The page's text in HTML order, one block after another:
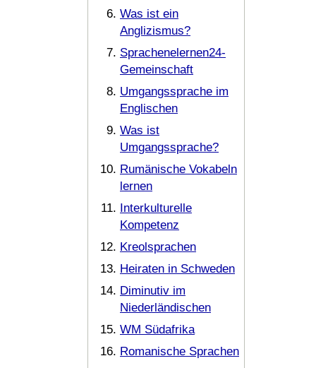
Was ist ein
Anglizismus?
Sprachenelernen24-
Gemeinschaft
Umgangssprache im
Englischen
Was ist
Umgangssprache?
Rumänische Vokabeln
lernen
Interkulturelle
Kompetenz
Kreolsprachen
Heiraten in Schweden
Diminutiv im
Niederländischen
WM Südafrika
Romanische Sprachen